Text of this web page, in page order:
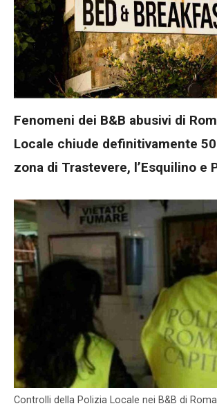
Fenomeni dei B&B abusivi di
Locale chiude definitivamente
zona di Trastevere, l’Esquilino e
Controlli della Polizia Locale nei B&B di